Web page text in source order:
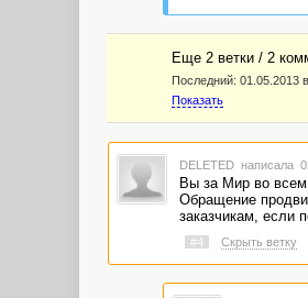
Еще 2 ветки / 2
Последний: 01.05.2013
Показать
DELETED написала
Вы за Мир во всем
Обращение
заказчикам, если
#4 Скрыть ветку